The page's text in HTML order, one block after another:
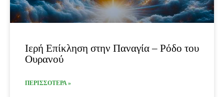
Ιερή Επίκληση στην Παναγία – Ρόδο του
Ουρανού
ΠΕΡΙΣΣΟΤΕΡΑ »